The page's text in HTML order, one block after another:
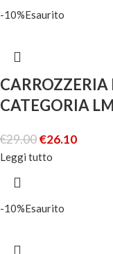
-10%Esaurito
CATEGORIA
€29.00€26.10
Leggi tutto
-10%Esaurito